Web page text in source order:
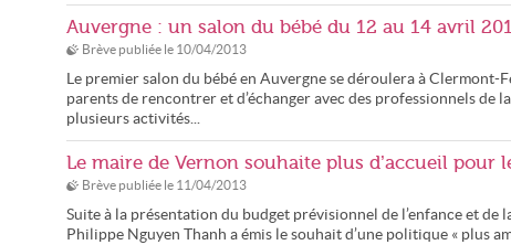
Auvergne : un salon du bébé du 12 au 14 avril
Brève publiée le 10/04/2013
Le premier salon du bébé en Auvergne se déroulera à
parents de rencontrer et d’échanger avec des professionnels
plusieurs activités...
Le maire de Vernon souhaite plus d’accueil pour
Brève publiée le 11/04/2013
Suite à la présentation du budget prévisionnel de l’enfance et de
Philippe Nguyen Thanh a émis le souhait d’une politique « plus